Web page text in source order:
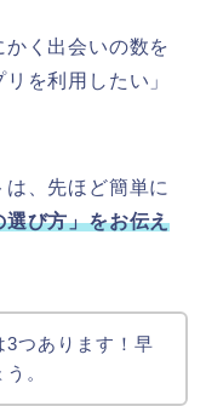
く出会いの数を
を利用したい」
、先ほど簡単に
選び方」をお伝え
3つあります！早
。